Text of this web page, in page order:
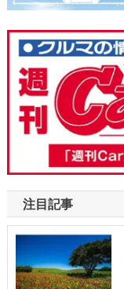
注目記事